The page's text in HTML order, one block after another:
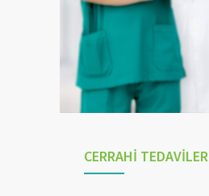
CERRAHİ TEDAVİLER